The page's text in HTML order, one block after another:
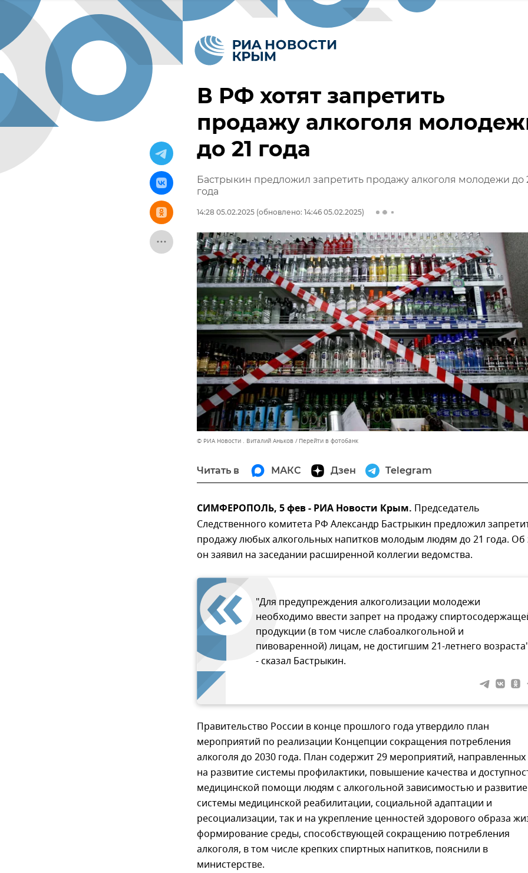
В РФ хотят запретить
продажу алкоголя
до 21 года
Бастрыкин предложил запретить продажу алкоголя молодежи до
года
14:28 05.02.2025 (обновлено: 14:46 05.02.2025)
© РИА Новости . Виталий Аньков Перейти в фотобанк
Читать в МАКС Дзен Telegram
СИМФЕРОПОЛЬ, 5 фев - РИА Новости Крым. Председатель
Следственного комитета РФ Александр Бастрыкин предложил
продажу любых алкогольных напитков молодым людям до 21 года. Об
он заявил на заседании расширенной коллегии ведомства.
"Для предупреждения алкоголизации молодежи
необходимо ввести запрет на продажу
продукции (в том числе слабоалкогольной и
пивоваренной) лицам, не достигшим 21-летнего
- сказал Бастрыкин.
Правительство России в конце прошлого года утвердило план
мероприятий по реализации Концепции сокращения потребления
алкоголя до 2030 года. План содержит 29 мероприятий, направленных
на развитие системы профилактики, повышение качества и
медицинской помощи людям с алкогольной зависимостью и развитие
системы медицинской реабилитации, социальной адаптации и
ресоциализации, так и на укрепление ценностей здорового образа
формирование среды, способствующей сокращению потребления
алкоголя, в том числе крепких спиртных напитков, пояснили в
министерстве.